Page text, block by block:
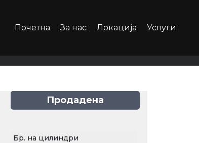
Почетна За нас Локација Услуги
Продадена
Бр. на цилиндри